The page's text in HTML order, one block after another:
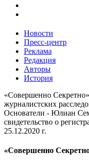
Новости
Пресс-центр
Реклама
Редакция
Авторы
История
«Совершенно
журналистских
Основатели - Юлиан
свидетельство о
25.12.2020 г.
«Совершенно